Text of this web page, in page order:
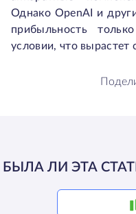
Однако OpenAI и
прибыльность
условии, что вырастет
БЫЛА ЛИ ЭТА